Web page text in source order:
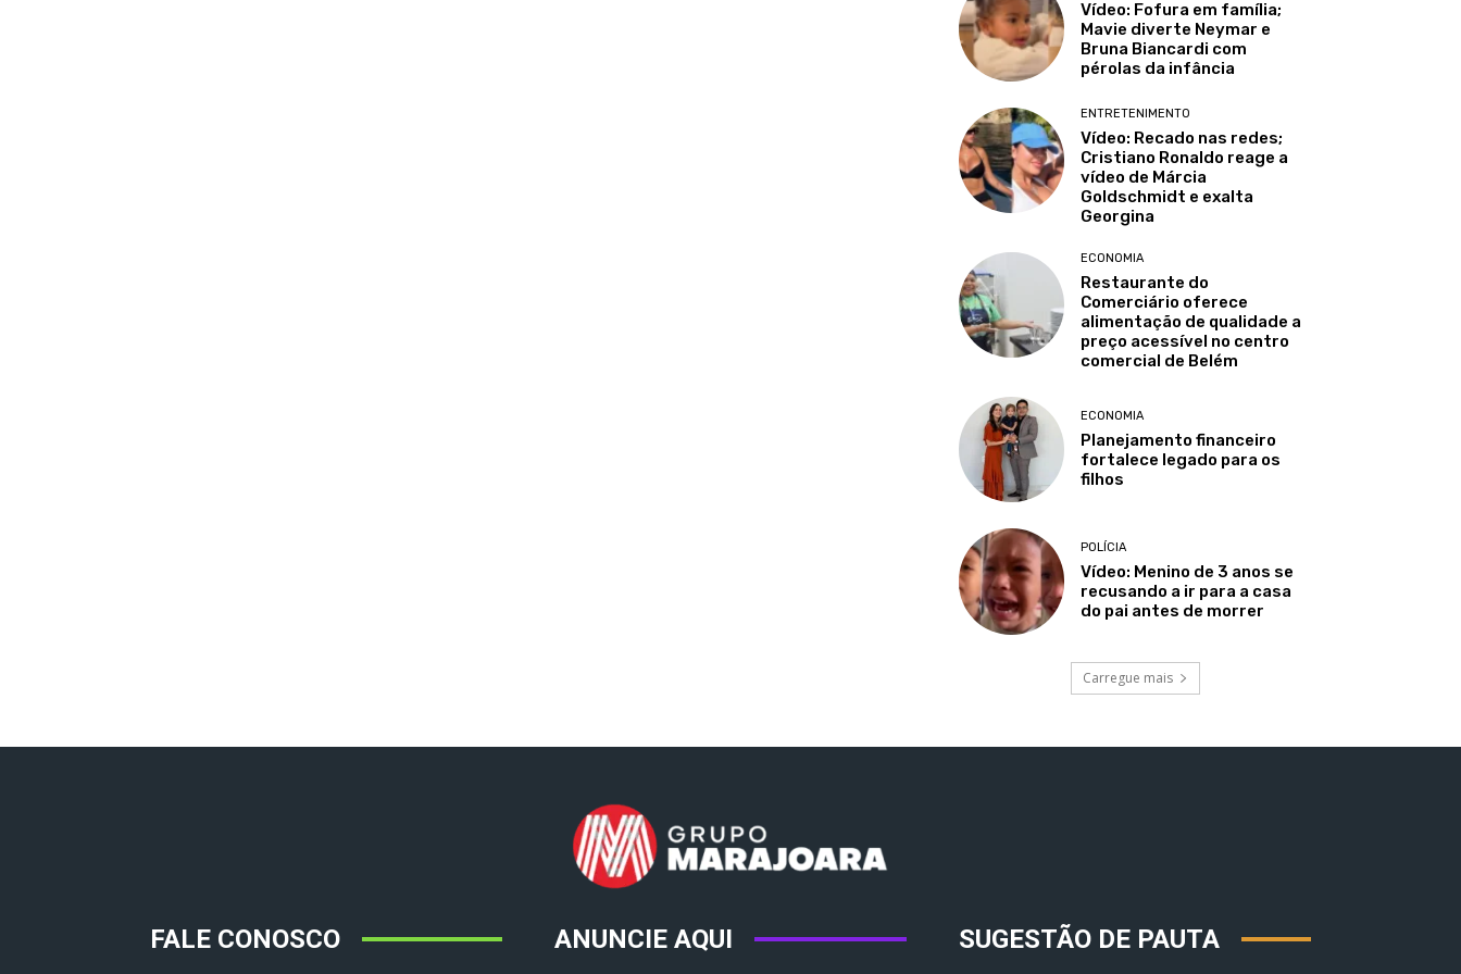
Vídeo: Fofura em família;
Mavie diverte Neymar e
Bruna Biancardi com
pérolas da infância
ENTRETENIMENTO
Vídeo: Recado nas redes;
Cristiano Ronaldo reage a
vídeo de Márcia
Goldschmidt e exalta
Georgina
ECONOMIA
Restaurante do
Comerciário oferece
alimentação de qualidade a
preço acessível no centro
comercial de Belém
ECONOMIA
Planejamento financeiro
fortalece legado para os
filhos
POLÍCIA
Vídeo: Menino de 3 anos se
recusando a ir para a casa
do pai antes de morrer
Carregue mais
FALE CONOSCO ANUNCIE AQUI SUGESTÃO DE PAUTA